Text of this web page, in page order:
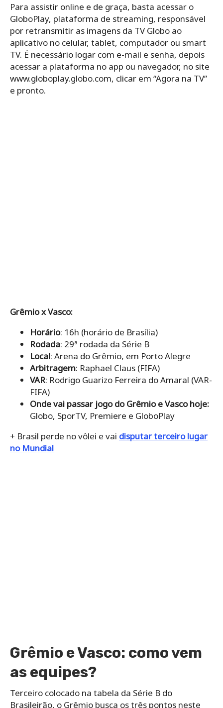
Para assistir online e de graça, basta acessar o
GloboPlay, plataforma de streaming, responsável
por retransmitir as imagens da TV Globo ao
aplicativo no celular, tablet, computador ou smart
TV. É necessário logar com e-mail e senha, depois
acessar a plataforma no app ou navegador, no site
www.globoplay.globo.com, clicar em “Agora na TV”
e pronto.
Grêmio x Vasco:
Horário: 16h (horário de Brasília)
Rodada: 29ª rodada da Série B
Local: Arena do Grêmio, em Porto Alegre
Arbitragem: Raphael Claus (FIFA)
VAR: Rodrigo Guarizo Ferreira do Amaral (VAR-
FIFA)
Onde vai passar jogo do Grêmio e Vasco hoje:
Globo, SporTV, Premiere e GloboPlay
+ Brasil perde no vôlei e vai disputar terceiro lugar
no Mundial
Grêmio e Vasco: como vem
as equipes?
Terceiro colocado na tabela da Série B do
Brasileirão, o Grêmio busca os três pontos neste